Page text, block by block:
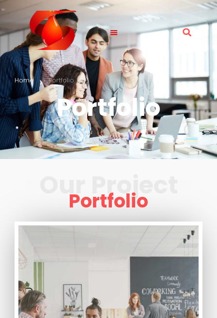
Home Portfolio
Portfolio
Our Project
Portfolio